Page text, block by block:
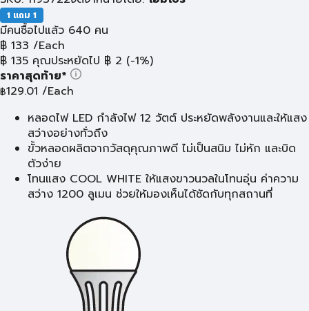
1 แถม 1
มีคนซื้อไปแล้ว 640 คน
฿ 133 /Each
฿ 135 คุณประหยัดไป ฿ 2 (-1%)
ราคาสุดท้าย*
฿129.01 /Each
หลอดไฟ LED กำลังไฟ 12 วัตต์ ประหยัดพลังงานและให้แสง
สว่างอย่างทั่วถึง
ขั้วหลอดผลิตจากวัสดุคุณภาพดี ไม่เป็นสนิม ไม่หัก และบิด
ตัวง่าย
โทนแสง COOL WHITE ให้แสงขาวนวลในโทนอุ่น ค่าความ
สว่าง 1200 ลูเมน ช่วยให้มองเห็นได้ชัดกับทุกสถานที่